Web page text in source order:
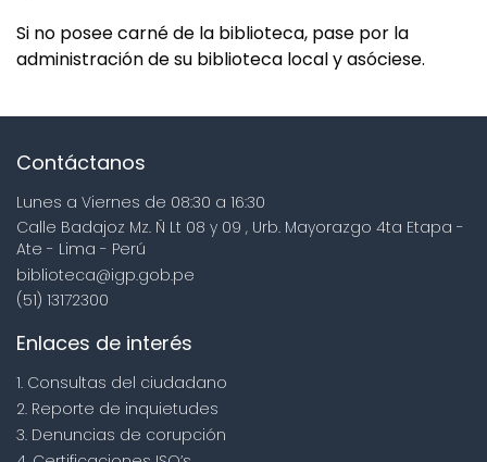
Si no posee carné de la biblioteca, pase por la
administración de su biblioteca local y asóciese.
Contáctanos
Lunes a Viernes de 08:30 a 16:30
Calle Badajoz Mz. Ñ Lt 08 y 09 , Urb. Mayorazgo 4ta Etapa -
Ate - Lima - Perú
biblioteca@igp.gob.pe
(51) 13172300
Enlaces de interés
1. Consultas del ciudadano
2. Reporte de inquietudes
3. Denuncias de corupción